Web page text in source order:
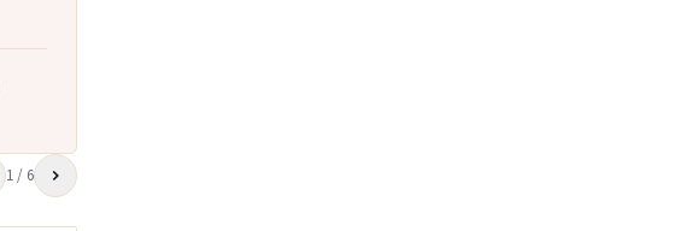
1/ 6